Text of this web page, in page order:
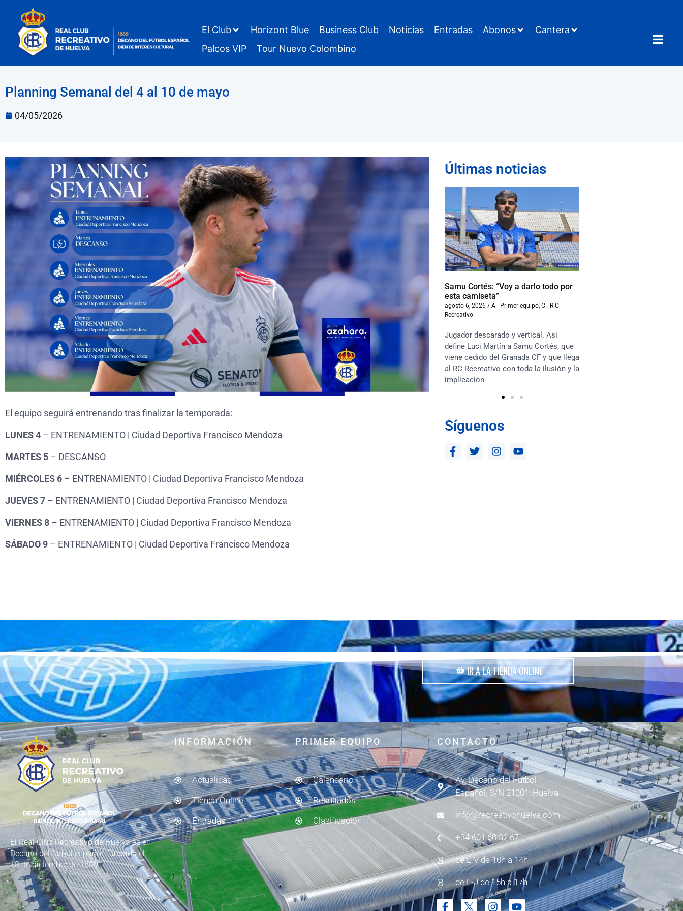
El Club Horizont Blue Business Club Noticias Entradas Abonos
Cantera
Palcos VIP
Tour Nuevo Colombino
Planning Semanal del 4 al 10 de mayo
04/05/2026
El equipo seguirá entrenando tras finalizar la temporada:
LUNES 4 – ENTRENAMIENTO | Ciudad Deportiva Francisco Mendoza
MARTES 5 – DESCANSO
MIÉRCOLES 6 – ENTRENAMIENTO | Ciudad Deportiva Francisco Mendoza
JUEVES 7 – ENTRENAMIENTO | Ciudad Deportiva Francisco Mendoza
VIERNES 8 – ENTRENAMIENTO | Ciudad Deportiva Francisco Mendoza
SÁBADO 9 – ENTRENAMIENTO | Ciudad Deportiva Francisco Mendoza
Últimas noticias
Samu Cortés: “Voy a darlo todo por
esta camiseta”
agosto 6, 2026 / A - Primer equipo, C - R.C.
Recreativo
Jugador descarado y vertical. Así
define Luci Martín a Samu Cortés, que
viene cedido del Granada CF y que llega
al RC Recreativo con toda la ilusión y la
implicación
Síguenos
IR A LA TIENDA ONLINE
El Real Club Recreativo de Huelva es el
Decano del fútbol español, fundado el
18 de diciembre de 1889.
INFORMACIÓN
Actualidad
Tienda Online
Entradas
PRIMER EQUIPO
Calendario
Resultados
Clasificación
CONTACTO
Av. Decano del Fútbol
Español, S/N 21001, Huelva
info@recreativohuelva.com
+34 601 60 32 67
de L-V de 10h a 14h
de L-J de 15h a 17h